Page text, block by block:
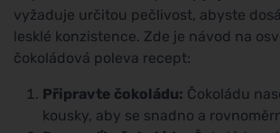
vyžaduje určitou pečlivost, abyste
lesklé konzistence. Zde je návod na
čokoládová poleva recept:
Připravte čokoládu: Čokoládu
kousky, aby se snadno a